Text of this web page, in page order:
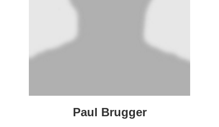
Paul Brugger